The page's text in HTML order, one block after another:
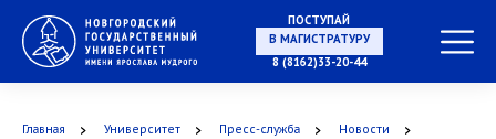
ПОСТУПАЙ
В МАГИСТРАТУРУ
8 (8162)33-20-44
Главная Университет Пресс-служба Новости